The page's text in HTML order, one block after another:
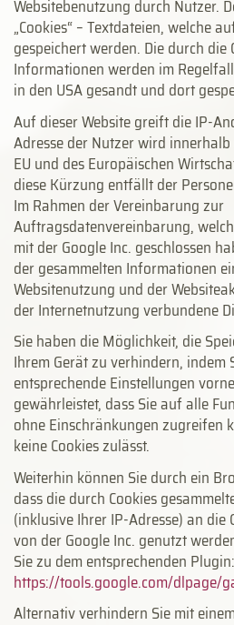
Websitebenutzung durch Nutzer.
„Cookies“ – Textdateien, welche
gespeichert werden. Die durch die
Informationen werden im
in den USA gesandt und dort
Auf dieser Website greift die IP-
Adresse der Nutzer wird
EU und des Europäischen
diese Kürzung entfällt der
Im Rahmen der Vereinbarung zur
Auftragsdatenvereinbarung,
mit der Google Inc. geschlossen
der gesammelten Informationen
Websitenutzung und der
der Internetnutzung verbundene
Sie haben die Möglichkeit, die
Ihrem Gerät zu verhindern, indem
entsprechende Einstellungen
gewährleistet, dass Sie auf alle
ohne Einschränkungen zugreifen
keine Cookies zulässt.
Weiterhin können Sie durch ein
dass die durch Cookies
(inklusive Ihrer IP-Adresse) an die
von der Google Inc. genutzt
Sie zu dem entsprechenden Plugin:
https://tools.google.com/dlpage/
Alternativ verhindern Sie mit